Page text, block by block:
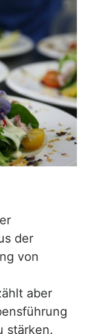
der
von
aber
stärken.